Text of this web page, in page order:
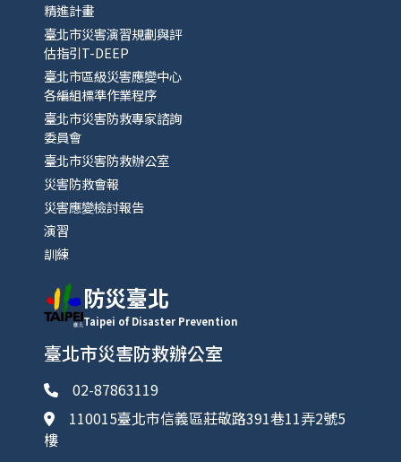
精進計畫
臺北市災害演習規劃與評
估指引T-DEEP
臺北市區級災害應變中心
各編組標準作業程序
臺北市災害防救專家諮詢
委員會
臺北市災害防救辦公室
災害防救會報
災害應變檢討報告
演習
訓練
防災臺北
Taipei of Disaster Prevention
臺北市災害防救辦公室
02-87863119
110015臺北市信義區莊敬路391巷11弄2號5
樓